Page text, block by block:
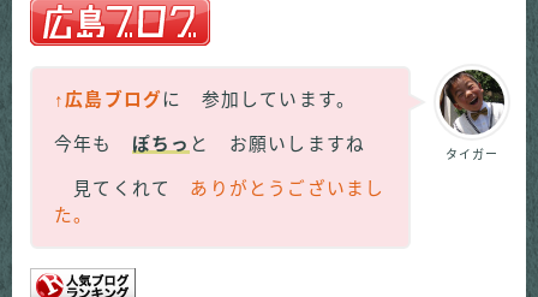
タイガー
↑広島ブログに 参加しています。
今年も ぽちっ と お願いしますね
見てくれて ありがとうございまし
た。